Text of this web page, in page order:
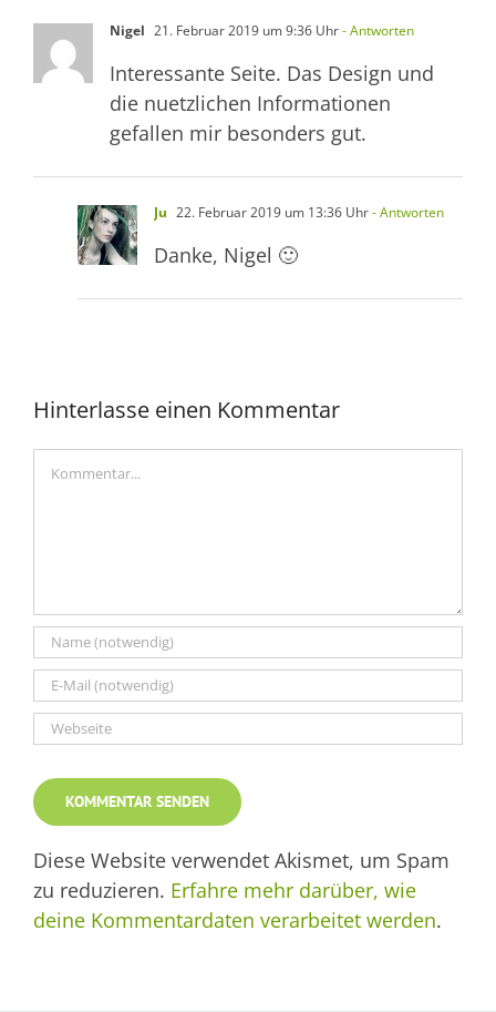
Nigel 21. Februar 2019 um 9:36 Uhr- Antworten
Interessante Seite. Das Design und
die nuetzlichen Informationen
gefallen mir besonders gut.
Ju 22. Februar 2019 um 13:36 Uhr- Antworten
Danke, Nigel 🙂
Hinterlasse einen Kommentar
Diese Website verwendet Akismet, um Spam
zu reduzieren. Erfahre mehr darüber, wie
deine Kommentardaten verarbeitet werden.